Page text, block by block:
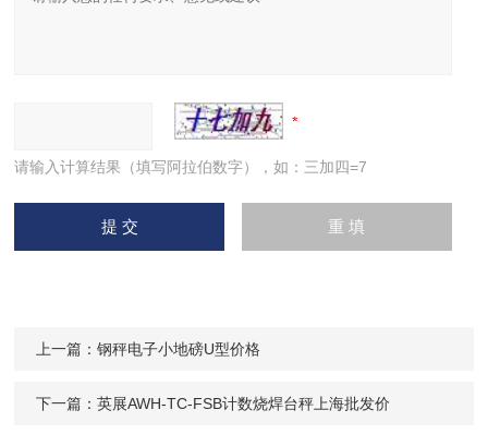
请输入计算结果（填写阿拉伯数字），如：三加四=7
上一篇：钢秤电子小地磅U型价格
下一篇：英展AWH-TC-FSB计数烧焊台秤上海批发价